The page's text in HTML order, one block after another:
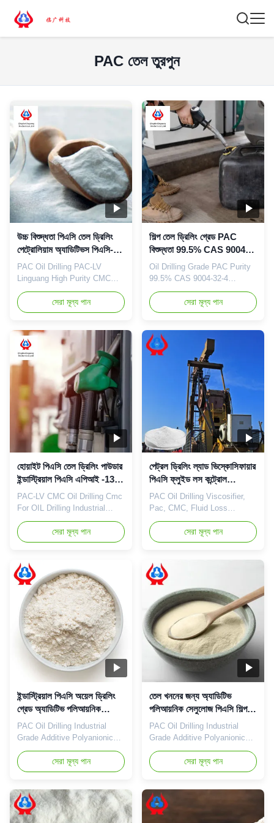
PAC তেল তুরপুন
উচ্চ বিশুদ্ধতা পিএসি তেল ড্রিলিং
পেট্রোলিয়াম অ্যাডিটিভস পিএসি-
এলভি হোয়াইট পাওয়ার
PAC Oil Drilling PAC-LV
Linguang High Purity CMC
Petroleum Additives White
Power 1. Product description
*Stable characteristics and
*Biodegradable characteristics
*CMC mainly takes effects of
thickeners,emulsifiers and
suspending agents. 2.
Application
Carboxymethylcellu...
সেরা মূল্য পান
শিল্প তেল ড্রিলিং গ্রেড PAC
বিশুদ্ধতা 99.5% CAS 9004-
32-4 TDS
Oil Drilling Grade PAC Purity
99.5% CAS 9004-32-4
Industry Grade (Oil Drilling)
Origin China 1. Product
description High quality grade
sodium, wholesale price in
Chinese factories
*Biodegradable characteristics
*CMC mainly takes effects of
thickeners,emulsifiers and ...
সেরা মূল্য পান
হোয়াইট পিএসি তেল ড্রিলিং পাউডার
ইন্ডাস্ট্রিয়াল পিএসি এপিআই -13 এ
পরীক্ষামূলক পদ্ধতি
PAC-LV CMC Oil Drilling Cmc
For OIL Drilling Industrial
Grade HEAT Sublimation
Transfer Paper 1. Product
description High quality grade
sodium, wholesale price in
Chinese factories *Stable
characteristics and good film-
forming properties
*Biodegradable characteristics
*CMC ...
সেরা মূল্য পান
পেট্রল ড্রিলিং ল্যাড ভিস্কোসিফায়ার
পিএসি ফ্লুইড লস কন্ট্রোল
অ্যাডিটিভ
PAC Oil Drilling Viscosifier,
Pac, CMC, Fluid Loss
Polymer, Drilling Polymer
Qingdao Linguang
Biotechnology Co., Ltd. was
high-tech enterprise
specializing in the research
and development, production,
sales and service of sodium
carboxymethylcellulose
(CMC) and ...
সেরা মূল্য পান
ইন্ডাস্ট্রিয়াল পিএসি অয়েল ড্রিলিং
গ্রেড অ্যাডিটিভ পলিআয়নিক
সেলুলোজ
PAC Oil Drilling Industrial
Grade Additive Polyanionic
Cellulose Our advantages:
Our company uses natural
plant fiber as the main raw
produced by our company are
white powder in appearance,
tasteless, odorless and non-
সেরা মূল্য পান
তেল খননের জন্য অ্যাডিটিভ
পলিআয়নিক সেলুলোজ পিএসি শিল্প
গ্রেড
PAC Oil Drilling Industrial
Grade Additive Polyanionic
Cellulose Our advantages:
Dongying Linguang New
Materials Technology Co.,
City, Shandong Province (now
the Yellow River Delta
সেরা মূল্য পান